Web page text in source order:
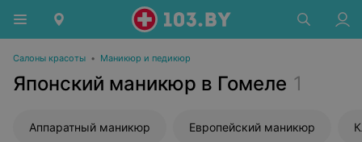
Салоны красоты • Маникюр и педикюр
Японский маникюр в Гомеле 1
Аппаратный маникюр Европейский маникюр